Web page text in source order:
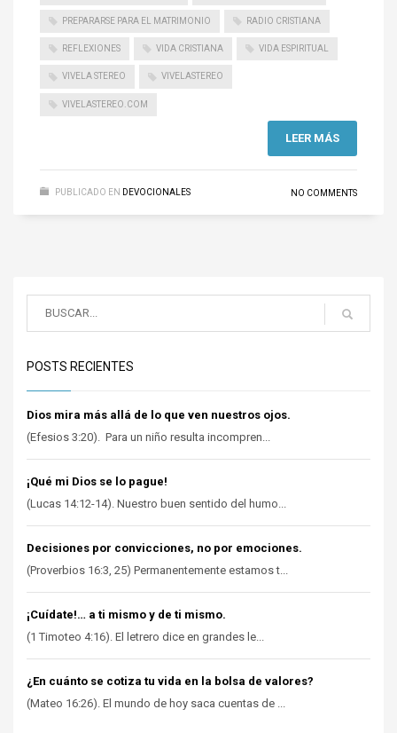
PREPARARSE PARA EL MATRIMONIO RADIO CRISTIANA
REFLEXIONES VIDA CRISTIANA VIDA ESPIRITUAL
VIVELA STEREO VIVELASTEREO
VIVELASTEREO.COM
LEER MÁS
PUBLICADO EN DEVOCIONALES NO COMMENTS
POSTS RECIENTES
Dios mira más allá de lo que ven nuestros ojos.
(Efesios 3:20). Para un niño resulta incompren...
¡Qué mi Dios se lo pague!
(Lucas 14:12-14). Nuestro buen sentido del humo...
Decisiones por convicciones, no por emociones.
(Proverbios 16:3, 25) Permanentemente estamos t...
¡Cuídate!… a ti mismo y de ti mismo.
(1 Timoteo 4:16). El letrero dice en grandes le...
¿En cuánto se cotiza tu vida en la bolsa de valores?
(Mateo 16:26). El mundo de hoy saca cuentas de ...